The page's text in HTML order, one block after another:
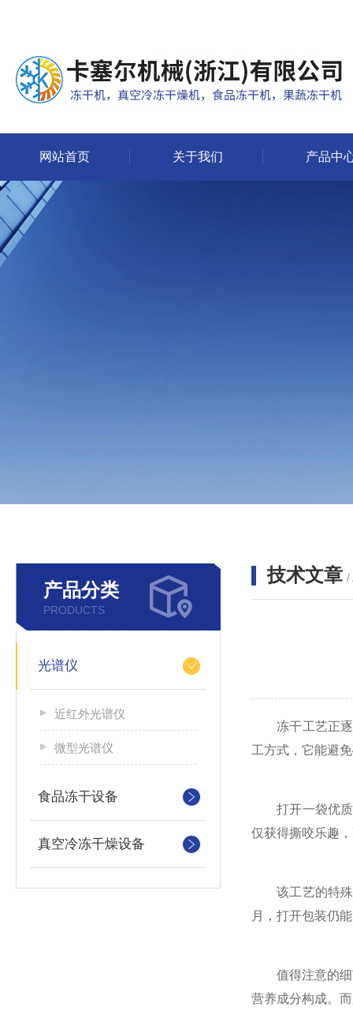
网站首页 关于我们 产品中
产品分类
PRODUCTS
光谱仪
近红外光谱仪
微型光谱仪
食品冻干设备
真空冷冻干燥设备
技术文章 /
冻干工艺正逐
工方式，它能避
打开一袋优质
仅获得撕咬乐趣
该工艺的特殊
月，打开包装仍
值得注意的细节
营养成分构成。